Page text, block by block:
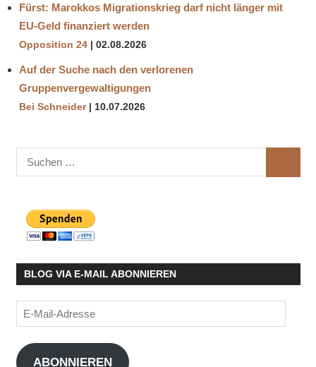
Fürst: Marokkos Migrationskrieg darf nicht länger mit
EU-Geld finanziert werden
Opposition 24 02.08.2026
Auf der Suche nach den verlorenen
Gruppenvergewaltigungen
Bei Schneider 10.07.2026
Suchen
nach:
BLOG VIA E-MAIL ABONNIEREN
E-
Mail-
Adresse
ABONNIEREN